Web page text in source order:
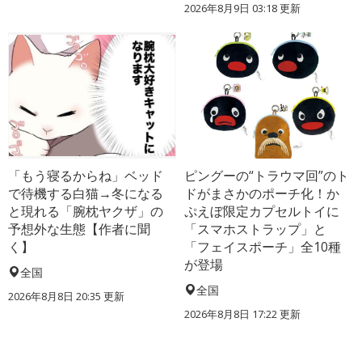
2026年8月9日 03:18更新
「もう寝るからね」ベッド
で待機する白猫→冬になる
と現れる「腕枕ヤクザ」の
予想外な生態【作者に聞
く】
全国
2026年8月8日 20:35 更新
ピングーの“トラウマ回”のト
ドがまさかのポーチ化！か
ぷえぼ限定カプセルトイに
「スマホストラップ」と
「フェイスポーチ」全10種
が登場
全国
2026年8月8日 17:22更新